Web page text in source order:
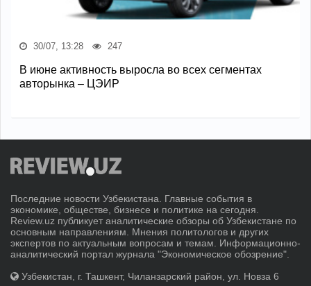
30/07, 13:28 247
В июне активность выросла во всех сегментах
авторынка – ЦЭИР
Последние новости Узбекистана. Главные события в
экономике, обществе, бизнесе и политике на сегодня.
Review.uz публикует аналитические обзоры об Узбекистане по
основным направлениям. Мнения политологов и других
экспертов по актуальным вопросам и темам. Информационно-
аналитический портал журнала "Экономическое обозрение".
Узбекистан, г. Ташкент, Чиланзарский район, ул. Новза 6